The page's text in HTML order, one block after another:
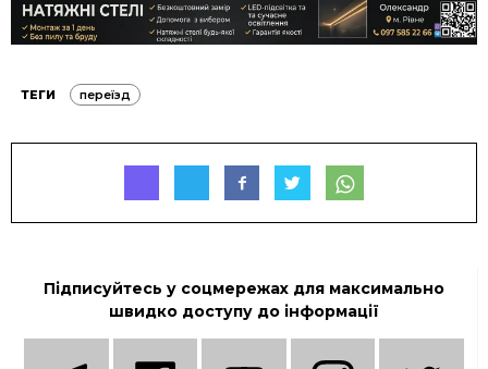
ТЕГИ переїзд
Підписуйтесь у соцмережах для максимально
швидко доступу до інформації